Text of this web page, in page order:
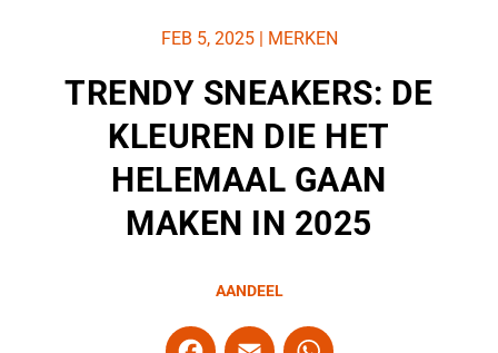
TRENDY SNEAKERS: DE
KLEUREN DIE HET
HELEMAAL GAAN
MAKEN IN 2025
FEB 5, 2025| MERKEN
AANDEEL